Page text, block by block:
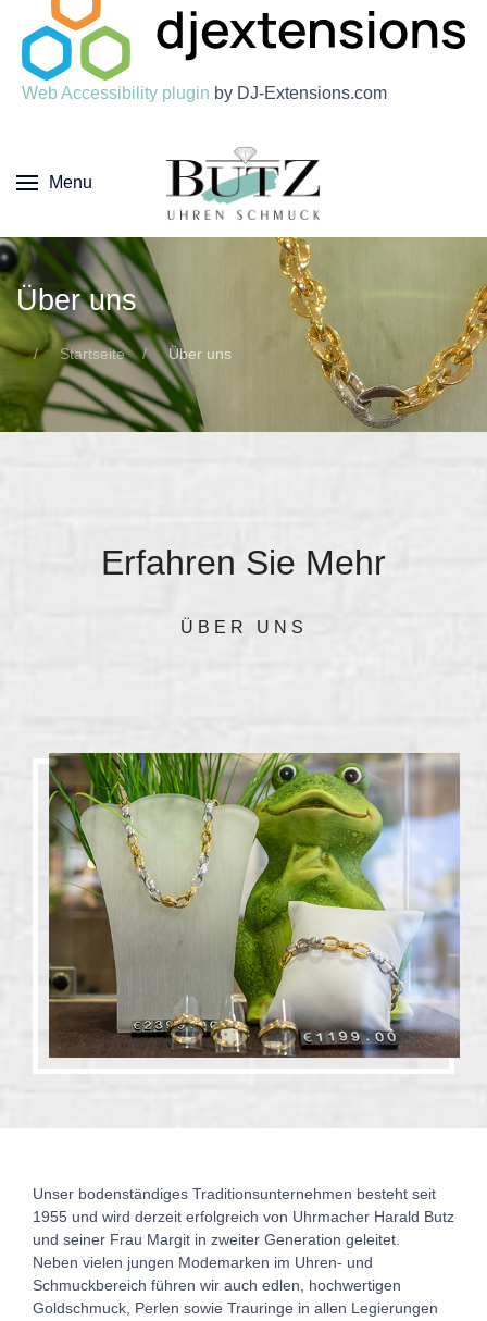
Web Accessibility plugin by DJ-Extensions.com
Menu
Über uns
Startseite Über uns
Erfahren Sie Mehr
ÜBER UNS
Unser bodenständiges Traditionsunternehmen besteht seit
1955 und wird derzeit erfolgreich von Uhrmacher Harald Butz
und seiner Frau Margit in zweiter Generation geleitet.
Neben vielen jungen Modemarken im Uhren- und
Schmuckbereich führen wir auch edlen, hochwertigen
Goldschmuck, Perlen sowie Trauringe in allen Legierungen